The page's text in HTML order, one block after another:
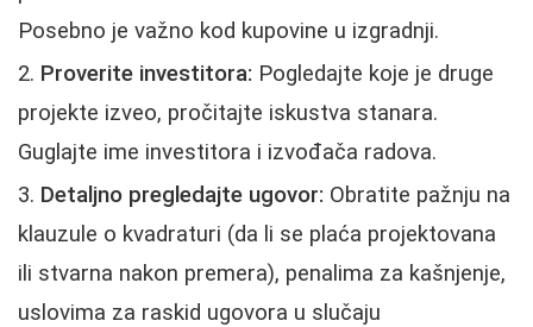
Posebno je važno kod kupovine u izgradnji.
Proverite investitora: Pogledajte koje je druge
projekte izveo, pročitajte iskustva stanara.
Guglajte ime investitora i izvođača radova.
Detaljno pregledajte ugovor: Obratite pažnju na
klauzule o kvadraturi (da li se plaća projektovana
ili stvarna nakon premera), penalima za kašnjenje,
uslovima za raskid ugovora u slučaju